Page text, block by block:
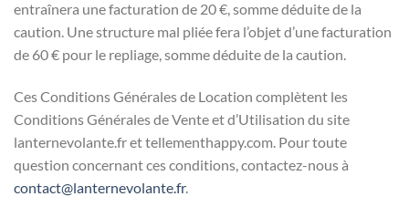
entraînera une facturation de 20 €, somme déduite de la
caution. Une structure mal pliée fera l’objet d’une facturation
de 60 € pour le repliage, somme déduite de la caution.
Ces Conditions Générales de Location complètent les
Conditions Générales de Vente et d’Utilisation du site
lanternevolante.fr et tellementhappy.com. Pour toute
question concernant ces conditions, contactez-nous à
contact@lanternevolante.fr.